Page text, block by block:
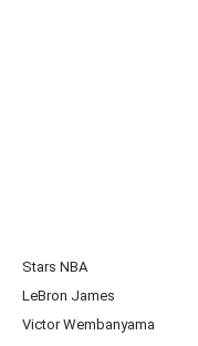
Stars NBA
LeBron James
Victor Wembanyama